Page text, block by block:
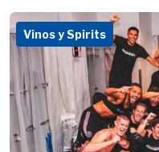
Vinos y Spirits